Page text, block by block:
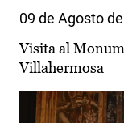
09 de Agosto
Visita al
Villahermosa